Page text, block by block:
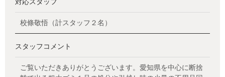
対応スタッフ
校條敬悟（計スタッフ２名）
スタッフコメント
ご覧いただきありがとうございます。愛知県を中心に断捨